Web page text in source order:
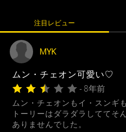
注目レビュー
MYK
ムン・チェオン可愛い♡
- 8年前
ムン・チェオンもイ・スンギ
トーリーはダラダラしててそ
ありませんでした。